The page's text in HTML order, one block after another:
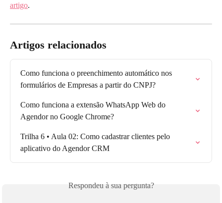
artigo.
Artigos relacionados
Como funciona o preenchimento automático nos
formulários de Empresas a partir do CNPJ?
Como funciona a extensão WhatsApp Web do
Agendor no Google Chrome?
Trilha 6 • Aula 02: Como cadastrar clientes pelo
aplicativo do Agendor CRM
Respondeu à sua pergunta?